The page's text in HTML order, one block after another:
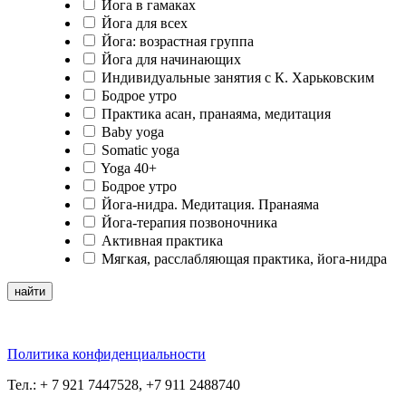
Йога в гамаках
Йога для всех
Йога: возрастная группа
Йога для начинающих
Индивидуальные занятия с К. Харьковским
Бодрое утро
Практика асан, пранаяма, медитация
Baby yoga
Somatic yoga
Yoga 40+
Бодрое утро
Йога-нидра. Медитация. Пранаяма
Йога-терапия позвоночника
Активная практика
Мягкая, расслабляющая практика, йога-нидра
Политика конфиденциальности
Тел.: + 7 921 7447528, +7 911 2488740